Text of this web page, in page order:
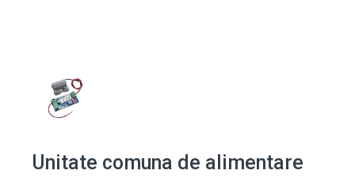
Unitate comuna de alimentare